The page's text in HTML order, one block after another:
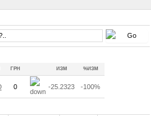
ГРН ИЗМ %ИЗМ
0 -25.2323 -100%